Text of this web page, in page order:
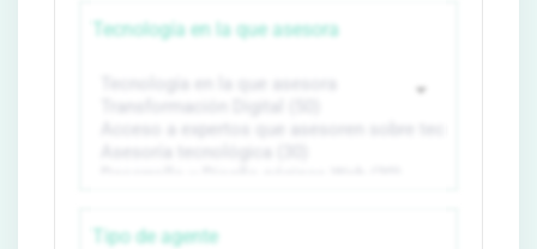
Tecnología en la que asesora
Tipo de agente